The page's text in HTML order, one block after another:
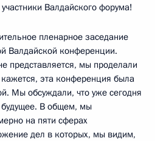
Валдайского форума!
пленарное заседание
Валдайской конференции.
представляется, мы проделали
эта конференция была
Мы обсуждали, что уже сегодня
будущее. В общем, мы
на пяти сферах
дел в которых, мы видим,